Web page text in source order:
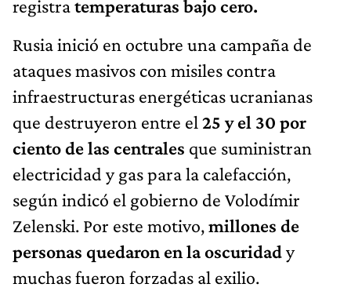
registratemperaturas bajo cero.
Rusia inició en octubre una campaña de
ataques masivos con misiles contra
infraestructuras energéticas ucranianas
que destruyeron entre el 25 y el 30 por
ciento de las centrales que suministran
electricidad y gas para la calefacción,
según indicó el gobierno de Volodímir
Zelenski. Por este motivo,millones de
personas quedaron en la oscuridady
muchas fueron forzadas al exilio.